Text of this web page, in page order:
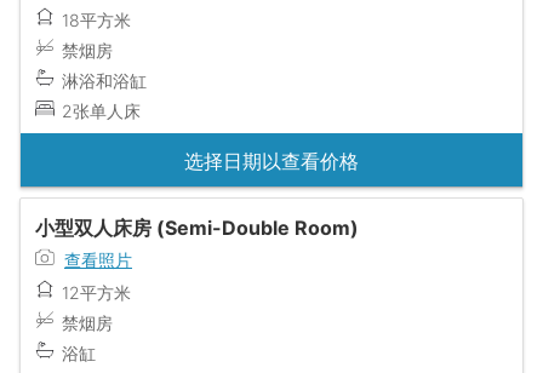
18平方米
禁烟房
淋浴和浴缸
2张单人床
选择日期以查看价格
小型双人床房 (Semi-Double Room)
查看照片
12平方米
禁烟房
浴缸